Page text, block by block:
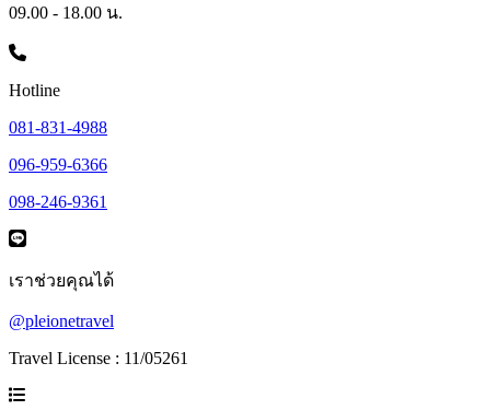
09.00 - 18.00 น.
Hotline
081-831-4988
096-959-6366
098-246-9361
เราช่วยคุณได้
@pleionetravel
Travel License : 11/05261